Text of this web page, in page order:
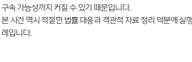
구속 가능성까지 커질 수 있기 때문입니다.
본 사건 역시 적절한 법률 대응과 객관적 자료 정리 덕분에 실
례입니다.